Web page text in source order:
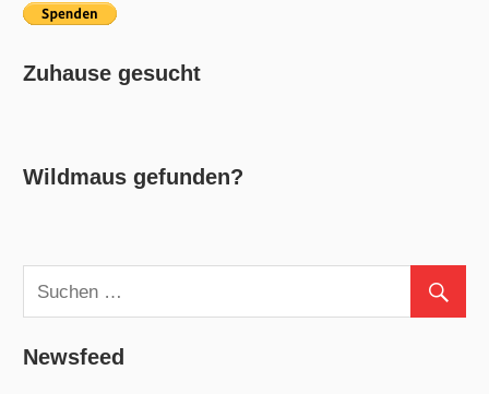
Zuhause gesucht
Wildmaus gefunden?
Newsfeed